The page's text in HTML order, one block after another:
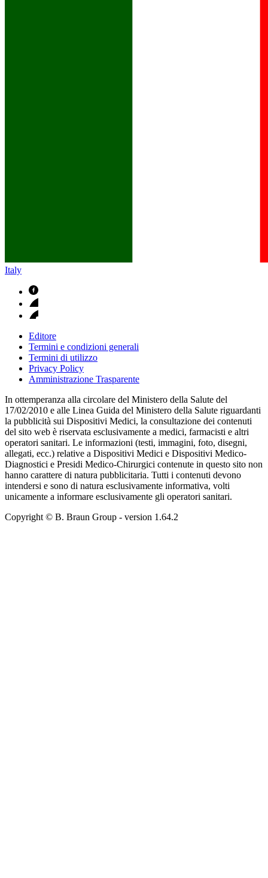
Italy
Editore
Termini e condizioni generali
Termini di utilizzo
Privacy Policy
Amministrazione Trasparente
In ottemperanza alla circolare del Ministero della Salute del
17/02/2010 e alle Linea Guida del Ministero della Salute riguardanti
la pubblicità sui Dispositivi Medici, la consultazione dei contenuti
del sito web è riservata esclusivamente a medici, farmacisti e altri
operatori sanitari. Le informazioni (testi, immagini, foto, disegni,
allegati, ecc.) relative a Dispositivi Medici e Dispositivi Medico-
Diagnostici e Presidi Medico-Chirurgici contenute in questo sito non
hanno carattere di natura pubblicitaria. Tutti i contenuti devono
intendersi e sono di natura esclusivamente informativa, volti
unicamente a informare esclusivamente gli operatori sanitari.
Copyright © B. Braun Group - version 1.64.2